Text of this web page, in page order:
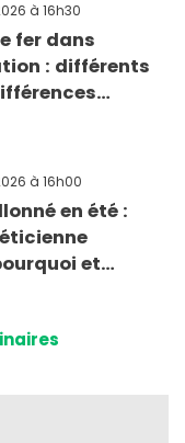
à 16h30
fer dans
: différents
à 16h00
en été :
et